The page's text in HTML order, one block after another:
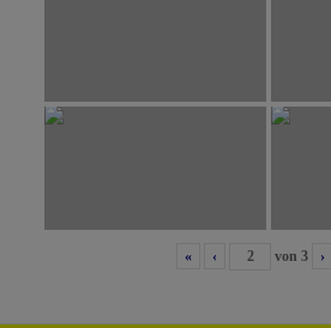
« ‹ von 3 ›